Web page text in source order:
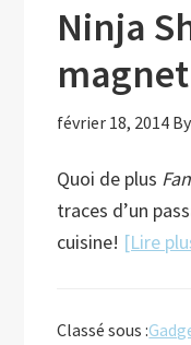
Ninja
magnet
février 18, 2014
Quoi de plus
traces d’un
cuisine! [Lire
Classé sous :